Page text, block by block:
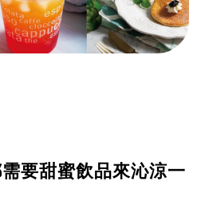
要甜蜜飲品來沁涼一